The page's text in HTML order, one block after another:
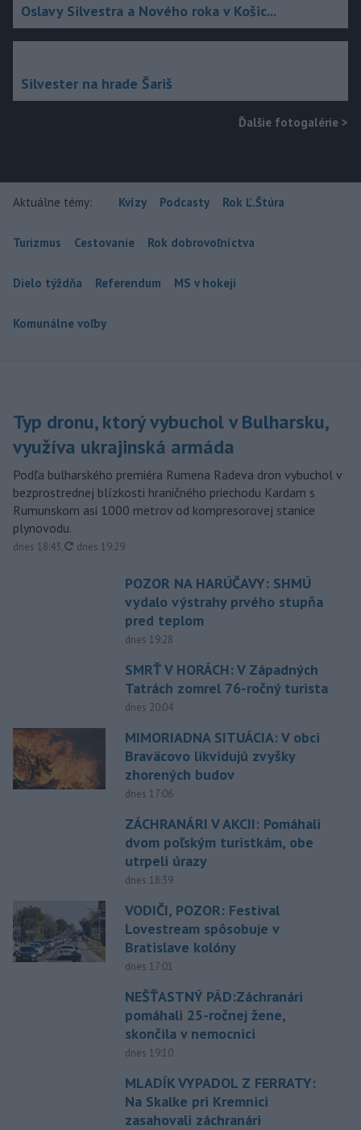
Oslavy Silvestra a Nového roka v Košic...
Silvester na hrade Šariš
Ďalšie fotogalérie >
Aktuálne témy: Kvízy Podcasty Rok Ľ.Štúra
Turizmus Cestovanie Rok dobrovoľníctva
Dielo týždňa Referendum MS v hokeji
Komunálne voľby
Typ dronu, ktorý vybuchol v Bulharsku,
využíva ukrajinská armáda
Podľa bulharského premiéra Rumena Radeva dron vybuchol v
bezprostrednej blízkosti hraničného priechodu Kardam s
Rumunskom asi 1000 metrov od kompresorovej stanice
plynovodu.
dnes 18:43, aktualizované
dnes 19:29
POZOR NA HARÚČAVY: SHMÚ
vydalo výstrahy prvého stupňa
pred teplom
dnes 19:28
SMRŤ V HORÁCH: V Západných
Tatrách zomrel 76-ročný turista
dnes 20:04
MIMORIADNA SITUÁCIA: V obci
Braväcovo likvidujú zvyšky
zhorených budov
dnes 17:06
ZÁCHRANÁRI V AKCII: Pomáhali
dvom poľským turistkám, obe
utrpeli úrazy
dnes 18:39
VODIČI, POZOR: Festival
Lovestream spôsobuje v
Bratislave kolóny
dnes 17:01
NEŠŤASTNÝ PÁD:Záchranári
pomáhali 25-ročnej žene,
skončila v nemocnici
dnes 19:10
MLADÍK VYPADOL Z FERRATY:
Na Skalke pri Kremnici
zasahovali záchranári